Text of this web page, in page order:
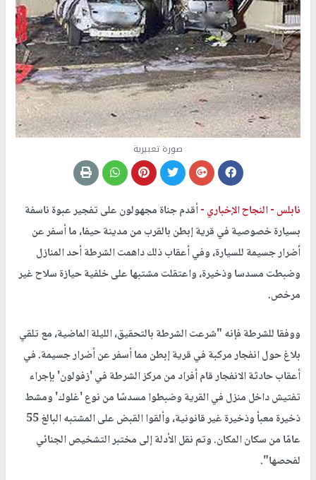
صورة تعبيرية
نابلس -النجاح الإخباري -أقدم جناة مجهولون على تفجير عبوة ناسفة
بسيارة خصوصية في قرية إبطن بالقرب من مدينة حيفا، ما أسفر عن
أضرار جسيمة للسيارة، وفي أعقاب ذلك داهمت الشرطة أحد المنازل
وضبطت مسدسا وذخيرة، واعتقلت مشتبها على خلفية حيازة سلاح غير
مرخص.
ووفقا للشرطة فإنه "شرعت الشرطة بالتحقيق، الليلة الماضية، مع تلقي
بلاغ حول انفجار مركبة في قرية إبطن مما أسفر عن أضرار جسيمة. في
أعقاب حادثة الانفجار قام أفراد من مركز الشرطة في 'زفولون' بإجراء
تفتيش داخل منزل في القرية وضبطوا مسدسًا من نوع 'غلوك' ومشط
ذخيرة معبأ وذخيرة غير قانونية، وألقوا القبض على المشتبه البالغ 55
عامًا من سكان المكان. وتم نقل الأدلة إلى مختبر التشخيص الجنائي
لفحصها".